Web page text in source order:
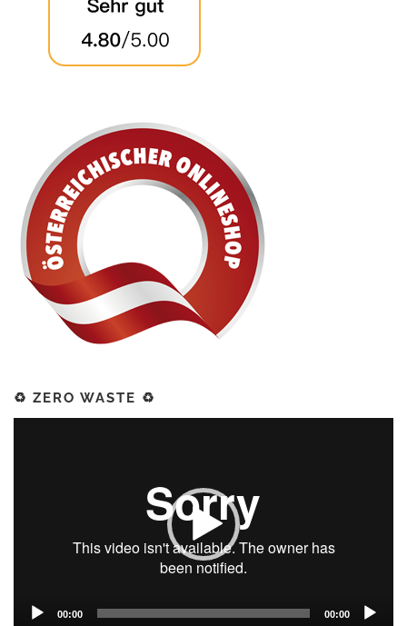
♻️ ZERO WASTE ♻️
00:00 00:00